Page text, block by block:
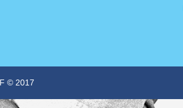
© 2017